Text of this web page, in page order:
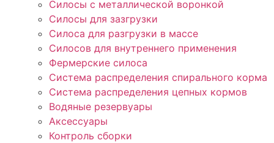
Силосы с металлической воронкой
Силосы для зазгрузки
Силоса для разгрузки в массе
Силосов для внутреннего применения
Фермерские силоса
Система распределения спирального корма
Система распределения цепных кормов
Водяные резервуары
Аксессуары
Контроль сборки